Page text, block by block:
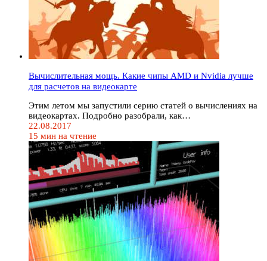
Вычислительная мощь. Какие чипы AMD и Nvidia лучше
для расчетов на видеокарте
Этим летом мы запустили серию статей о вычислениях на
видеокартах. Подробно разобрали, как…
22.08.2017
15 мин на чтение